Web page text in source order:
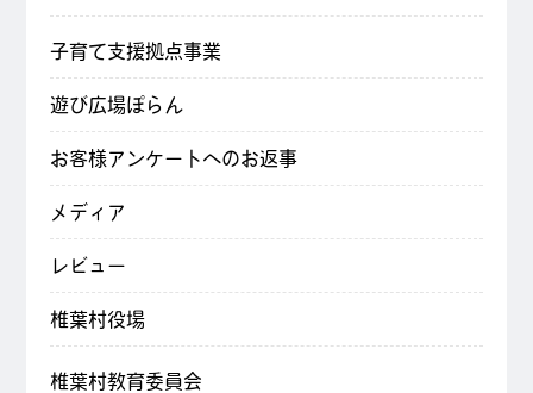
子育て支援拠点事業
遊び広場ぽらん
お客様アンケートへのお返事
メディア
レビュー
椎葉村役場
椎葉村教育委員会